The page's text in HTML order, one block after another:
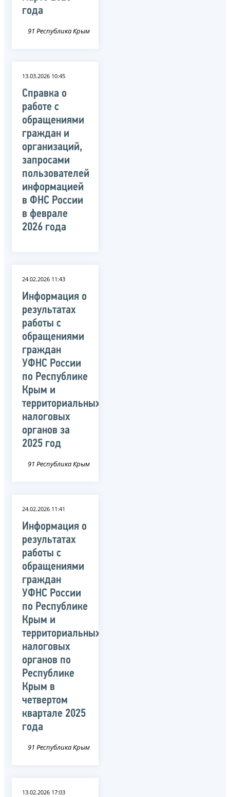
года
91 Республика Крым
13.03.2026 10:45
Справка о
работе с
обращениями
граждан и
организаций,
запросами
пользователей
информацией
в ФНС России
в феврале
2026 года
24.02.2026 11:43
Информация о
результатах
работы с
обращениями
граждан
УФНС России
по Республике
Крым и
территориальных
налоговых
органов за
2025 год
91 Республика Крым
24.02.2026 11:41
Информация о
результатах
работы с
обращениями
граждан
УФНС России
по Республике
Крым и
территориальных
налоговых
органов по
Республике
Крым в
четвертом
квартале 2025
года
91 Республика Крым
13.02.2026 17:03